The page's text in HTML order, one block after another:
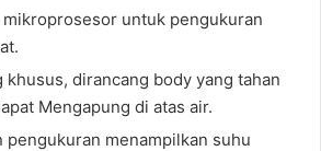
mikroprosesor untuk pengukuran
khusus, dirancang body yang tahan
Mengapung di atas air.
pengukuran menampilkan suhu